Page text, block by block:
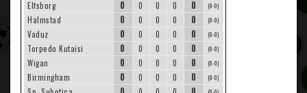
Elfsborg 0 0 0 0 0 (0-0)
Halmstad 0 0 0 0 0 (0-0)
Vaduz 0 0 0 0 0 (0-0)
Torpedo Kutaisi 0 0 0 0 0 (0-0)
Wigan 0 0 0 0 0 (0-0)
Birmingham 0 0 0 0 0 (0-0)